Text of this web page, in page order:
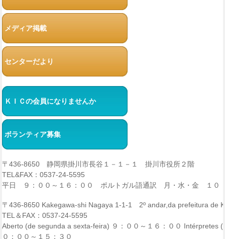
メディア掲載
センターだより
ＫＩＣの会員になりませんか
ボランティア募集
〒436-8650 静岡県掛川市長谷１－１－１ 掛川市役所２階
TEL&FAX：0537-24-5595
平日 ９：００～１６：００ ポルトガル語通訳 月・水・金 １０
〒436-8650 Kakegawa-shi Nagaya 1-1-1 2º andar,da prefeitura de
TEL＆FAX：0537-24-5595
Aberto (de segunda a sexta-feira) ９：００～１６：００
０：００～１５：３０